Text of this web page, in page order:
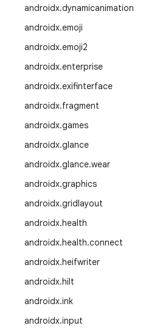
androidx.dynamicanimation
androidx.emoji
androidx.emoji2
androidx.enterprise
androidx.exifinterface
androidx.fragment
androidx.games
androidx.glance
androidx.glance.wear
androidx.graphics
androidx.gridlayout
androidx.health
androidx.health.connect
androidx.heifwriter
androidx.hilt
androidx.ink
androidx.input